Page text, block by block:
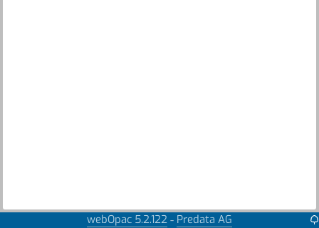
webOpac 5.2.122 - Predata AG